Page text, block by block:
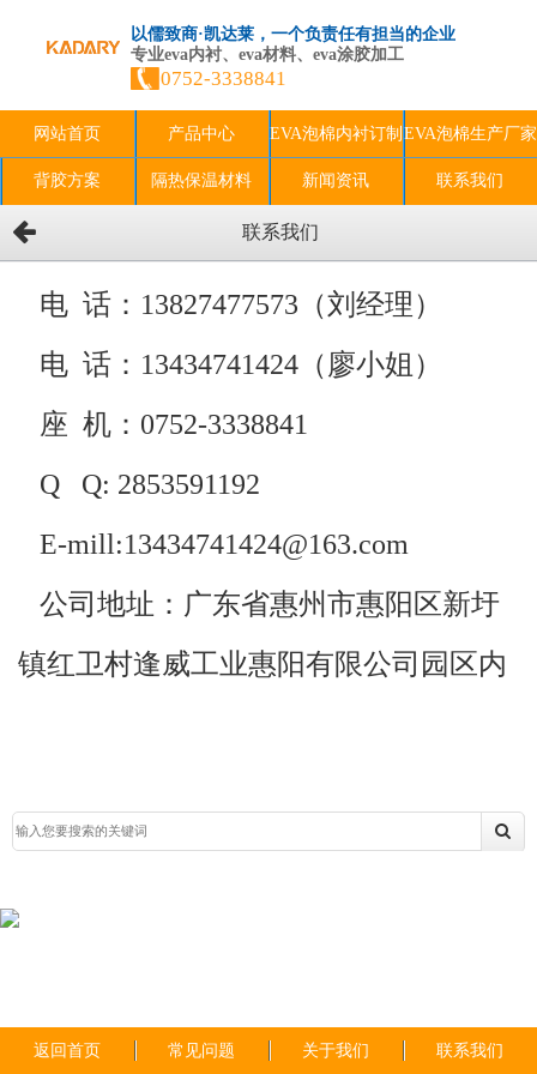
以儒致商·凯达莱，一个负责任有担当的企业
专业eva内衬、eva材料、eva涂胶加工
0752-3338841
网站首页 产品中心 EVA泡棉内衬订制 EVA泡棉生产厂家
背胶方案 隔热保温材料 新闻资讯 联系我们
联系我们
电 话：13827477573（刘经理）
电 话：13434741424（廖小姐）
座 机：0752-3338841
Q Q: 2853591192
E-mill:13434741424@163.com
公司地址：广东省惠州市惠阳区新圩
镇红卫村逢威工业惠阳有限公司园区内
返回首页 常见问题 关于我们 联系我们